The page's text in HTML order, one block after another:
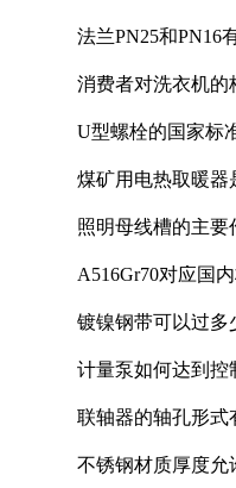
法兰PN25和PN16
消费者对洗衣机的
U型螺栓的国家标
煤矿用电热取暖器
照明母线槽的主要
A516Gr70对应国
镀镍钢带可以过多
计量泵如何达到控
联轴器的轴孔形式
不锈钢材质厚度允